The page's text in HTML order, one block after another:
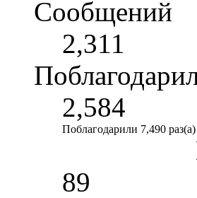
Сообщений
2,311
2,584
Поблагодарили 7,490 раз(а)
89